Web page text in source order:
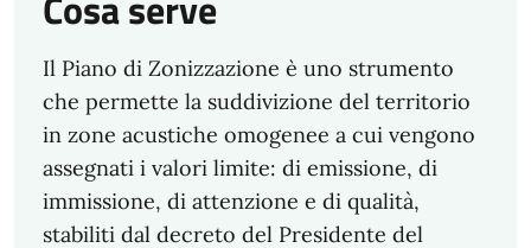
Il Piano di Zonizzazione è uno strumento
che permette la suddivizione del territorio
in zone acustiche omogenee a cui vengono
assegnati i valori limite: di emissione, di
immissione, di attenzione e di qualità,
stabiliti dal decreto del Presidente del